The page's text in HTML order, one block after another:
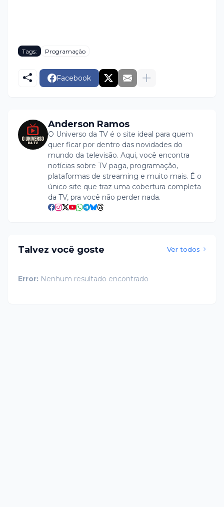
Tags: Programação
Facebook
Anderson Ramos
O Universo da TV é o site ideal para quem
quer ficar por dentro das novidades do
mundo da televisão. Aqui, você encontra
notícias sobre TV paga, programação,
plataformas de streaming e muito mais. É o
único site que traz uma cobertura completa
da TV, pra você não perder nada.
Talvez você goste Ver todos
Error: Nenhum resultado encontrado